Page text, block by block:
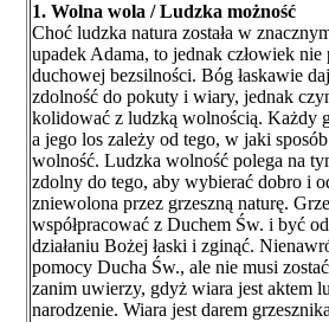
1. Wolna wola / Ludzka możność
Choć ludzka natura została w
upadek Adama, to jednak człowiek nie
duchowej bezsilności. Bóg łaskawie
zdolność do pokuty i wiary, jednak
kolidować z ludzką wolnością. Każdy
a jego los zależy od tego, w jaki
wolność. Ludzka wolność polega na
zdolny do tego, aby wybierać dobro i
zniewolona przez grzeszną naturę.
współpracować z Duchem Św. i być
działaniu Bożej łaski i zginąć.
pomocy Ducha Św., ale nie musi
zanim uwierzy, gdyż wiara jest aktem
narodzenie. Wiara jest darem